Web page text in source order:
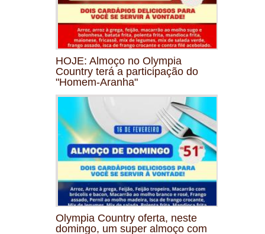
HOJE: Almoço no Olympia
Country terá a participação do
"Homem-Aranha"
Olympia Country oferta, neste
domingo, um super almoço com